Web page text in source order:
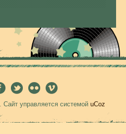
Сайт управляется системой uCoz